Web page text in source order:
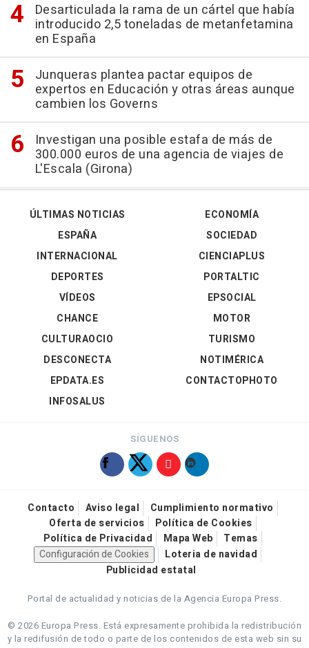
Desarticulada la rama de un cártel que había
introducido 2,5 toneladas de metanfetamina
en España
Junqueras plantea pactar equipos de
expertos en Educación y otras áreas aunque
cambien los Governs
Investigan una posible estafa de más de
300.000 euros de una agencia de viajes de
L'Escala (Girona)
ÚLTIMAS NOTICIAS
ESPAÑA
INTERNACIONAL
DEPORTES
VÍDEOS
ECONOMÍA
SOCIEDAD
CIENCIAPLUS
PORTALTIC
EPSOCIAL
CHANCE
CULTURAOCIO
DESCONECTA
EPDATA.ES
INFOSALUS
MOTOR
TURISMO
NOTIMÉRICA
CONTACTOPHOTO
SÍGUENOS
Contacto Aviso legal
Cumplimiento normativo
Oferta de servicios
Política de Cookies
Política de Privacidad
Mapa Web
Temas
Configuración de Cookies
Loteria de navidad
Publicidad estatal
Portal de actualidad y noticias de la Agencia Europa Press.
© 2026 Europa Press. Está expresamente prohibida la redistribución
y la redifusión de todo o parte de los contenidos de esta web sin su